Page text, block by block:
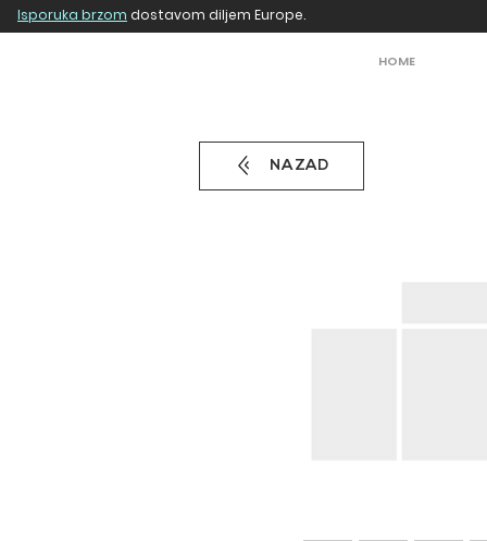
Isporuka brzom dostavom diljem Europe.
HOME
NAZAD